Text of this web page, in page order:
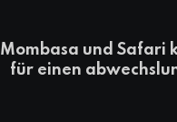
Mombasa und Safari
für einen